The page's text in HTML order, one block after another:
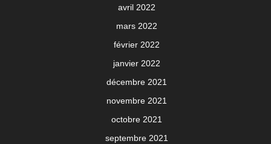
avril 2022
mars 2022
février 2022
janvier 2022
décembre 2021
novembre 2021
octobre 2021
septembre 2021